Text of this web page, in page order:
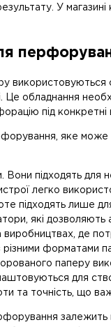
У
Це обладнання
під конкретні
яке
підходять для
легко
підходять лише
які дозволяють
де
форматами
паперу
для
та точність, що